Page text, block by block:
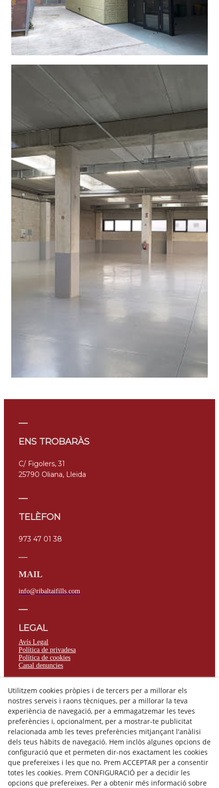
__
ENS TROBARÀS
C/ Figolers, 31
25790 Oliana, Lleida
__
TELÈFON
973 47 01 38
MAIL
info@ribaltaifills.com
__
LEGAL
Avís Legal
Política de privadesa
Política de cookies
Canal denuncies
© 08/2026 Ribalta Construccions - Tots els drets reservats.
Utilitzem cookies pròpies i de tercers per a millorar els
nostres serveis i raons tècniques, per a millorar la teva
experiència de navegació, per a emmagatzemar les teves
preferències i, opcionalment, per a mostrar-te publicitat
relacionada amb les teves preferències mitjançant l'anàlisi
dels teus hàbits de navegació. Hem inclòs algunes opcions de
configuració que et permeten dir-nos exactament les cookies
que prefereixes i les que no. Prem ACCEPTAR per a consentir
totes les cookies. Prem CONFIGURACIÓ per a decidir les
opcions que prefereixes. Per a obtenir més informació sobre